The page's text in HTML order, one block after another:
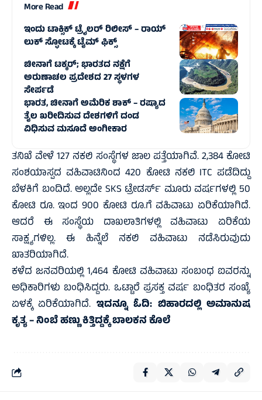
More Read
ಇಂದು ಟಾಕ್ಸಿಕ್ ಟ್ರೈಲರ್ ರಿಲೀಸ್‌ – ರಾಯ್‌
ಲುಕ್ ಸ್ಫೋಟಕ್ಕೆ ಟೈಮ್‌ ಫಿಕ್ಸ್‌
ಚೀನಾಗೆ ಟಕ್ಕರ್‌; ಭಾರತದ ನಕ್ಷೆಗೆ
ಅರುಣಾಚಲ ಪ್ರದೇಶದ 27 ಸ್ಥಳಗಳ
ಸೇರ್ಪಡೆ
ಭಾರತ, ಚೀನಾಗೆ ಅಮೆರಿಕ ಶಾಕ್‌ – ರಷ್ಯಾದ
ತೈಲ ಖರೀದಿಸುವ ದೇಶಗಳಿಗೆ ದಂಡ
ವಿಧಿಸುವ ಮಸೂದೆ ಅಂಗೀಕಾರ
ತನಿಖೆ ವೇಳೆ 127 ನಕಲಿ ಸಂಸ್ಥೆಗಳ ಜಾಲ ಪತ್ತೆಯಾಗಿವೆ. 2,384 ಕೋಟಿ
ಸಂಶಯಾಸ್ಪದ ವಹಿವಾಟಿನಿಂದ 420 ಕೋಟಿ ನಕಲಿ ITC ಪಡೆದಿದ್ದು
ಬೆಳಕಿಗೆ ಬಂದಿದೆ. ಅಲ್ಲದೇ SKS ಟ್ರೇಡರ್ಸ್ ಮೂರು ವರ್ಷಗಳಲ್ಲಿ 50
ಕೋಟಿ ರೂ. ಇಂದ 900 ಕೋಟಿ ರೂ.ಗೆ ವಹಿವಾಟು ಏರಿಕೆಯಾಗಿದೆ.
ಆದರೆ ಈ ಸಂಸ್ಥೆಯ ದಾಖಲಾತಿಗಳಲ್ಲಿ ವಹಿವಾಟು ಏರಿಕೆಯ
ಸಾಕ್ಷ್ಯಗಳಿಲ್ಲ. ಈ ಹಿನ್ನೆಲೆ ನಕಲಿ ವಹಿವಾಟು ನಡೆಸಿರುವುದು
ಖಾತರಿಯಾಗಿದೆ.
ಕಳೆದ ಜನವರಿಯಲ್ಲಿ 1,464 ಕೋಟಿ ವಹಿವಾಟು ಸಂಬಂಧ ಐವರನ್ನು
ಅಧಿಕಾರಿಗಳು ಬಂಧಿಸಿದ್ದರು. ಒಟ್ಟಾರೆ ಪ್ರಸಕ್ತ ವರ್ಷ ಬಂಧಿತರ ಸಂಖ್ಯೆ
ಏಳಕ್ಕೆ ಏರಿಕೆಯಾಗಿದೆ. ಇದನ್ನೂ ಓದಿ: ಬಿಹಾರದಲ್ಲಿ ಅಮಾನುಷ
ಕೃತ್ಯ – ನಿಂಬೆ ಹಣ್ಣು ಕಿತ್ತಿದ್ದಕ್ಕೆ ಬಾಲಕನ ಕೊಲೆ